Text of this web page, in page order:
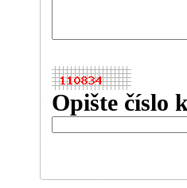
Opište číslo